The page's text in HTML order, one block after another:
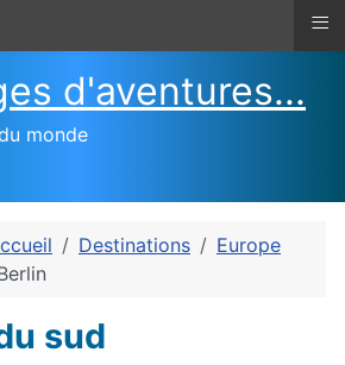
d'aventures...
monde
Destinations
Europe
sud
≡